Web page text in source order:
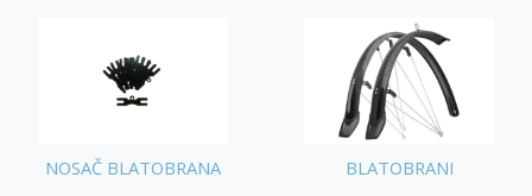
NOSAČ BLATOBRANA BLATOBRANI